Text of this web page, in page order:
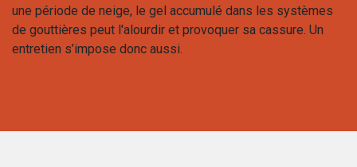
une période de neige, le gel accumulé dans les systèmes
de gouttières peut l'alourdir et provoquer sa cassure. Un
entretien s’impose donc aussi.